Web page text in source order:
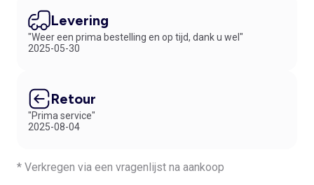
bij Kiabi en gaat naar de stad voor een glaasje wijn met je vriendinnen!
Levering
"Weer een prima bestelling en op tijd, dank u wel"
2025-05-30
Retour
"Prima service"
2025-08-04
* Verkregen via een vragenlijst na aankoop